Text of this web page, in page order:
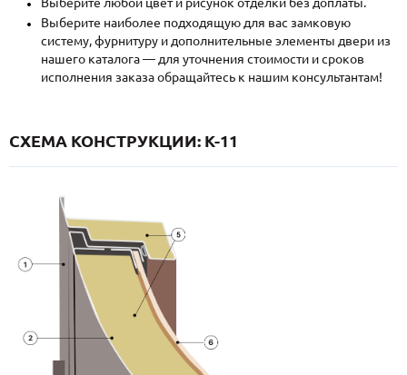
Каталог Распродажа Как купить
Записаться на замер
Выберите наиболее подходящую для вас замковую
систему, фурнитуру и дополнительные элементы двери из
нашего каталога — для уточнения стоимости и сроков
исполнения заказа обращайтесь к нашим консультантам!
СХЕМА КОНСТРУКЦИИ: K-11